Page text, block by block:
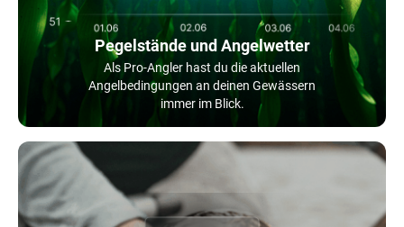
Pegelstände und Angelwetter
Als Pro-Angler hast du die aktuellen
Angelbedingungen an deinen Gewässern
immer im Blick.